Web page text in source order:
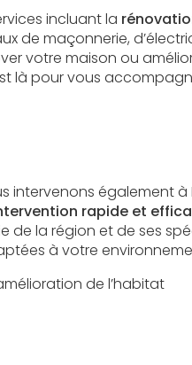
incluant la
de maçonnerie,
votre maison ou
là pour vous
intervenons également à
rapide et
la région et de ses
à votre
de l’habitat